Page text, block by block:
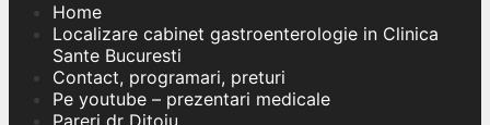
Home
Localizare cabinet gastroenterologie in Clinica
Sante Bucuresti
Contact, programari, preturi
Pe youtube – prezentari medicale
Pareri dr Ditoiu